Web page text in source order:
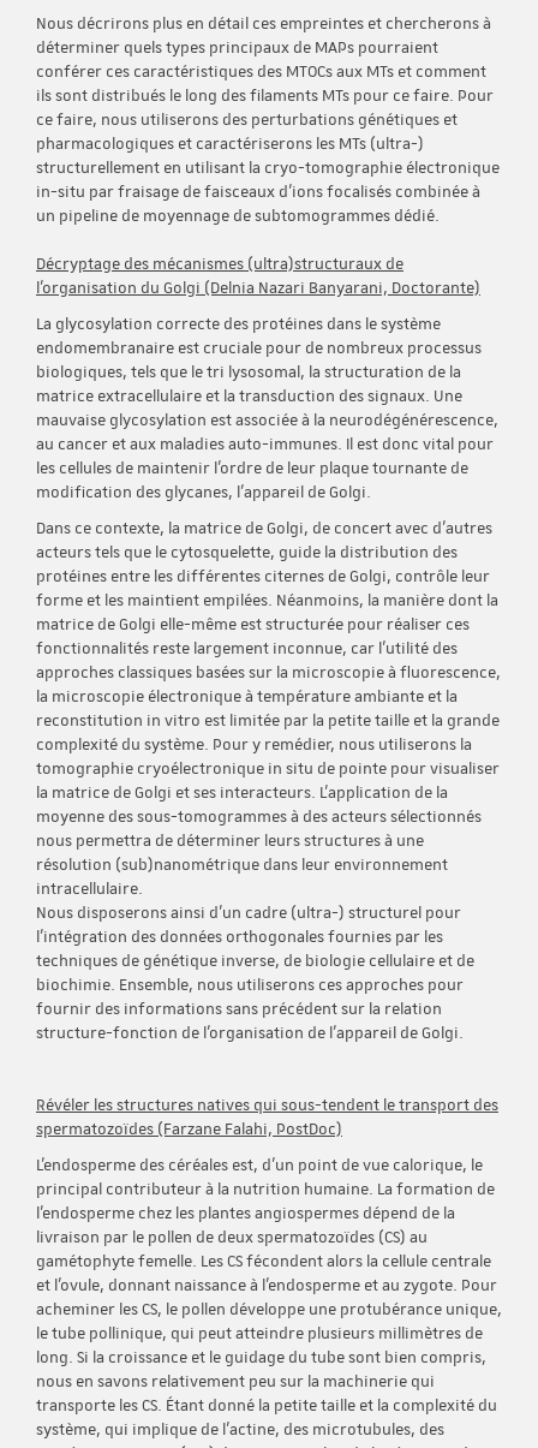
Nous décrirons plus en détail ces empreintes et chercherons à
déterminer quels types principaux de MAPs pourraient
conférer ces caractéristiques des MTOCs aux MTs et comment
ils sont distribués le long des filaments MTs pour ce faire. Pour
ce faire, nous utiliserons des perturbations génétiques et
pharmacologiques et caractériserons les MTs (ultra-)
structurellement en utilisant la cryo-tomographie électronique
in-situ par fraisage de faisceaux d'ions focalisés combinée à
un pipeline de moyennage de subtomogrammes dédié.
Décryptage des mécanismes (ultra)structuraux de
l'organisation du Golgi (Delnia Nazari Banyarani, Doctorante)
La glycosylation correcte des protéines dans le système
endomembranaire est cruciale pour de nombreux processus
biologiques, tels que le tri lysosomal, la structuration de la
matrice extracellulaire et la transduction des signaux. Une
mauvaise glycosylation est associée à la neurodégénérescence,
au cancer et aux maladies auto-immunes. Il est donc vital pour
les cellules de maintenir l'ordre de leur plaque tournante de
modification des glycanes, l'appareil de Golgi.
Dans ce contexte, la matrice de Golgi, de concert avec d'autres
acteurs tels que le cytosquelette, guide la distribution des
protéines entre les différentes citernes de Golgi, contrôle leur
forme et les maintient empilées. Néanmoins, la manière dont la
matrice de Golgi elle-même est structurée pour réaliser ces
fonctionnalités reste largement inconnue, car l'utilité des
approches classiques basées sur la microscopie à fluorescence,
la microscopie électronique à température ambiante et la
reconstitution in vitro est limitée par la petite taille et la grande
complexité du système. Pour y remédier, nous utiliserons la
tomographie cryoélectronique in situ de pointe pour visualiser
la matrice de Golgi et ses interacteurs. L'application de la
moyenne des sous-tomogrammes à des acteurs sélectionnés
nous permettra de déterminer leurs structures à une
résolution (sub)nanométrique dans leur environnement
intracellulaire.
Nous disposerons ainsi d'un cadre (ultra-) structurel pour
l'intégration des données orthogonales fournies par les
techniques de génétique inverse, de biologie cellulaire et de
biochimie. Ensemble, nous utiliserons ces approches pour
fournir des informations sans précédent sur la relation
structure-fonction de l'organisation de l'appareil de Golgi.
Révéler les structures natives qui sous-tendent le transport des
spermatozoïdes (Farzane Falahi, PostDoc)
L'endosperme des céréales est, d'un point de vue calorique, le
principal contributeur à la nutrition humaine. La formation de
l'endosperme chez les plantes angiospermes dépend de la
livraison par le pollen de deux spermatozoïdes (CS) au
gamétophyte femelle. Les CS fécondent alors la cellule centrale
et l'ovule, donnant naissance à l'endosperme et au zygote. Pour
acheminer les CS, le pollen développe une protubérance unique,
le tube pollinique, qui peut atteindre plusieurs millimètres de
long. Si la croissance et le guidage du tube sont bien compris,
nous en savons relativement peu sur la machinerie qui
transporte les CS. Étant donné la petite taille et la complexité du
système, qui implique de l'actine, des microtubules, des